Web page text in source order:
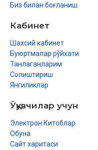
Биз билан боғланиш
Кабинет
Шахсий кабинет
Буюртмалар рўйхати
Танлаганларим
Солиштириш
Янгиликлар
Ўқувчилар учун
Электрон Китоблар
Обуна
Сайт харитаси